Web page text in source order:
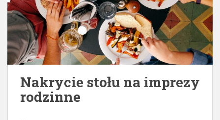
Nakrycie stołu na imprezy
rodzinne